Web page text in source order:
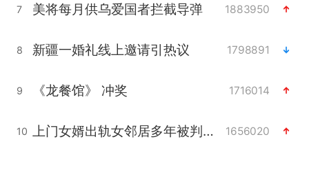
7 美将每月供乌爱国者拦截导弹 1883950
8 新疆一婚礼线上邀请引热议 1798891
9 《龙餐馆》 冲奖 1716014
10 上门女婿出轨女邻居多年被判重婚罪 1656020